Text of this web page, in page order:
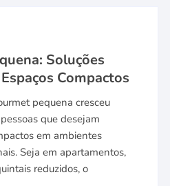
Soluções
Compactos
pequena cresceu
que desejam
em ambientes
Seja em apartamentos,
reduzidos, o